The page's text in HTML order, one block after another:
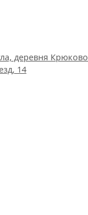
деревня Крюково
14